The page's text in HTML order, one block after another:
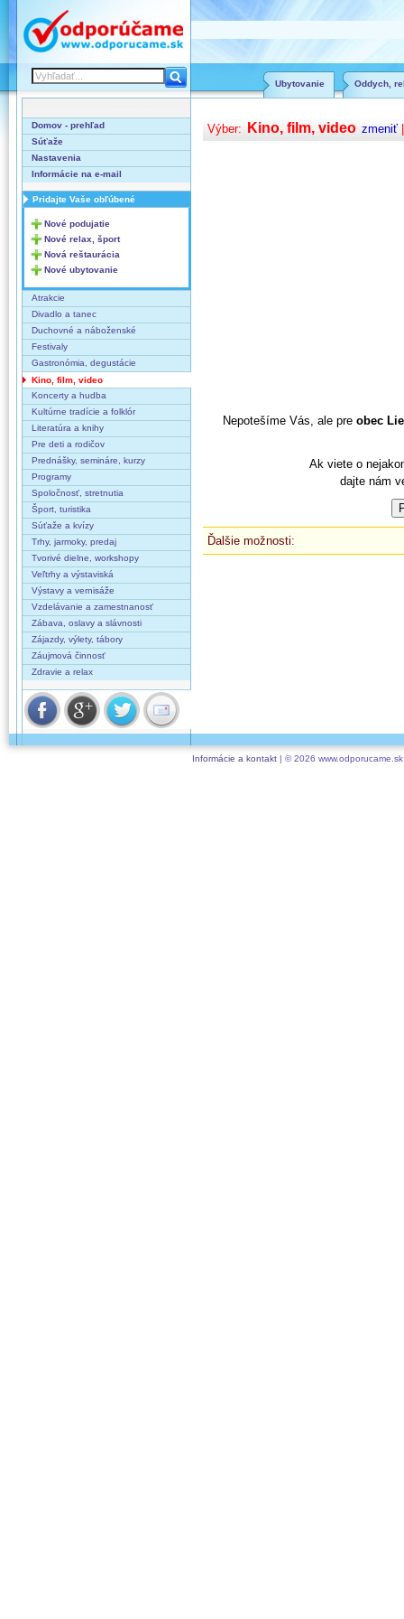
Oddych,
Ubytovanie
Domov - prehľad
Súťaže
Nastavenia
Informácie na e-mail
Pridajte Vaše obľúbené
Nové podujatie
Nové relax, šport
Nová reštaurácia
Nové ubytovanie
Atrakcie
Divadlo a tanec
Duchovné a náboženské
Festivaly
Gastronómia, degustácie
Kino, film, video
Koncerty a hudba
Kultúrne tradície a folklór
Literatúra a knihy
Pre deti a rodičov
Prednášky, semináre, kurzy
Programy
Spoločnosť, stretnutia
Šport, turistika
Súťaže a kvízy
Trhy, jarmoky, predaj
Tvorivé dielne, workshopy
Veľtrhy a výstaviská
Výstavy a vernisáže
Vzdelávanie a zamestnanosť
Zábava, oslavy a slávnosti
Zájazdy, výlety, tábory
Záujmová činnosť
Zdravie a relax
Výber: Kino, film, video zmeniť
Nepotešíme Vás, ale pre obec
Ak viete o
dajte nám
Ďalšie možnosti:
Informácie a kontakt| © 2026